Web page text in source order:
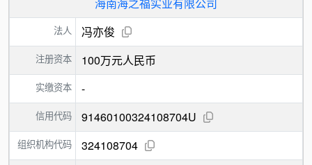
法人 冯亦俊
注册资本 100万元人民币
实缴资本 -
信用代码 91460100324108704U
组织机构代码 324108704